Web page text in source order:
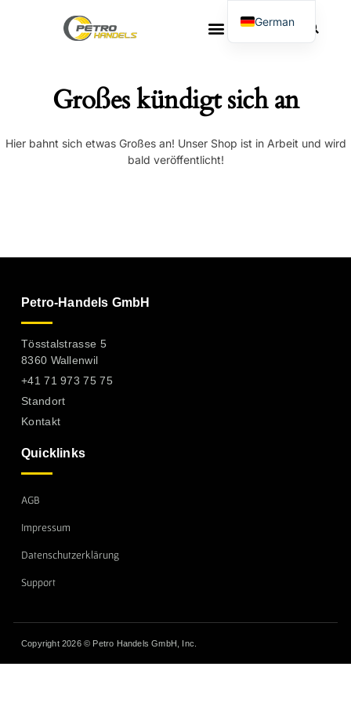
Großes kündigt sich an
Hier bahnt sich etwas Großes an! Unser Shop ist in Arbeit und wird
bald veröffentlicht!
Petro-Handels GmbH
Tösstalstrasse 5
8360 Wallenwil
+41 71 973 75 75
Standort
Kontakt
Quicklinks
AGB
Impressum
Datenschutzerklärung
Support
Copyright 2026 © Petro Handels GmbH, Inc.
German